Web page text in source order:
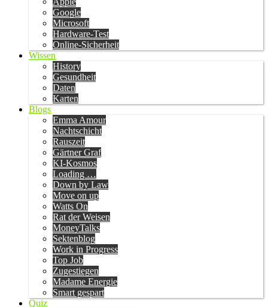
Google
Microsoft
Hardware-Test
Online-Sicherheit
Wissen
History
Gesundheit
Daten
Karten
Blogs
Emma Amour
Nachtschicht
Rauszeit
Gärtner Graf
KI-Kosmos
Loading …
Down by Law
Move on up
Watts On
Rat der Weisen
MoneyTalks
Sektenblog
Work in Progress
Top Job
Zugestiegen
Madame Energie
Smart gespart
Quiz